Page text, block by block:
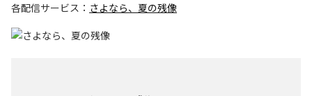
各配信サービス： さよなら、夏の残像